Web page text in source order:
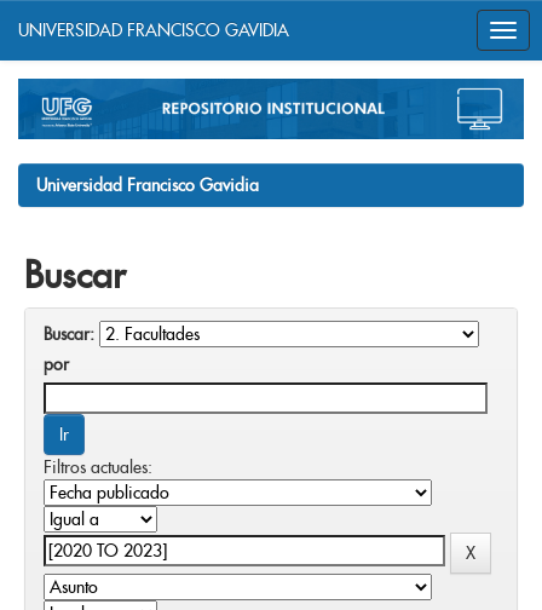
navigation
UNIVERSIDAD FRANCISCO GAVIDIA
Universidad Francisco Gavidia
Buscar
Buscar:
por
Filtros actuales: